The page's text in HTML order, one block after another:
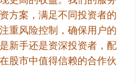
方案，满足不同投资者的
重风险控制，确保用户的
新手还是资深投资者，配
股市中值得信赖的合作伙